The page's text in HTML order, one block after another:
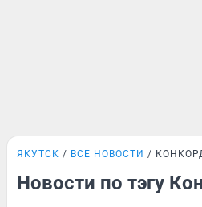
ЯКУТСК ВСЕ НОВОСТИ
Новости по тэгу